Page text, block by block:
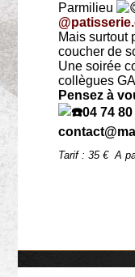
Parmilieu
Mais surtout
coucher de
Une soirée
collègues
Pensez à
04 74
Tarif : 35 € A